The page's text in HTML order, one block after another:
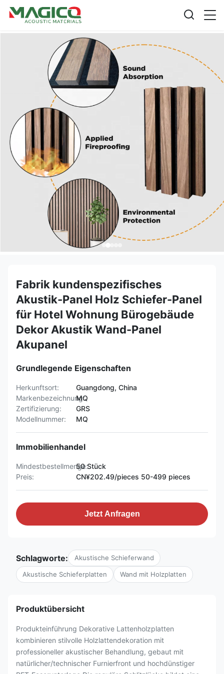
Fabrik kundenspezifisches
Akustik-Panel Holz Schiefer-Panel
für Hotel Wohnung Bürogebäude
Dekor Akustik Wand-Panel
Akupanel
Grundlegende Eigenschaften
Herkunftsort:
Guangdong, China
Markenbezeichnung:
MQ
Zertifizierung:
GRS
Modellnummer:
MQ
Immobilienhandel
Mindestbestellmenge:50 Stück
Preis:
CN¥202.49/pieces 50-499 pieces
Jetzt Anfragen
Schlagworte: Akustische Schieferwand
Akustische Schieferplatten Wand mit Holzplatten
Produktübersicht
Produkteinführung Dekorative Lattenholzplatten
kombinieren stilvolle Holzlattendekoration mit
professioneller akustischer Behandlung, gebaut mit
natürlicher/technischer Furnierfront und hochdünstiger